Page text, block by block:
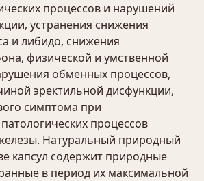
процессов и нарушений
устранения снижения
и либидо, снижения
физической и умственной
обменных процессов,
эректильной дисфункции,
симптома при
процессов
Натуральный природный
капсул содержит природные
в период их максимальной